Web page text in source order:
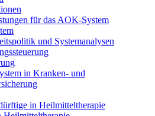
für das AOK-System
und Systemanalysen
in Kranken- und
in Heilmitteltherapie